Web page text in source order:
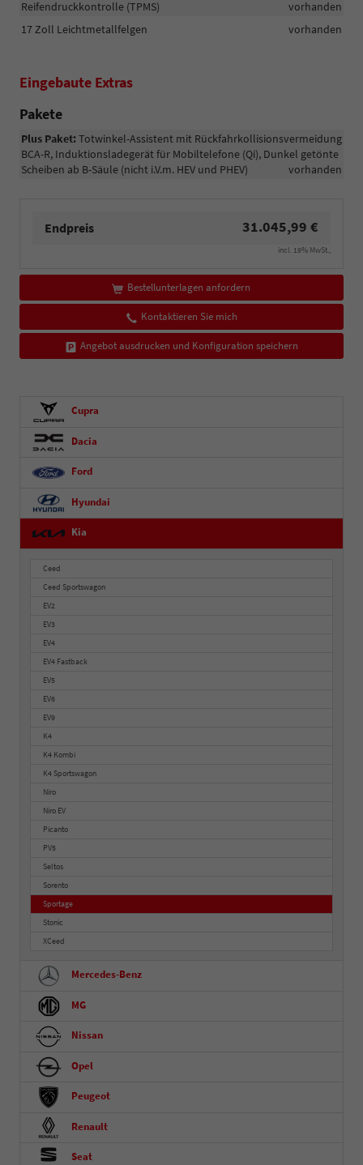
Reifendruckkontrolle (TPMS)
vorhanden
17 Zoll Leichtmetallfelgen
vorhanden
Eingebaute Extras
Pakete
Plus Paket:Totwinkel-Assistent mit Rückfahrkollisionsvermeidung
BCA-R, Induktionsladegerät für Mobiltelefone (Qi), Dunkel getönte
Scheiben ab B-Säule (nicht i.V.m. HEV und PHEV)
vorhanden
Endpreis 31.045,99 €
incl. 19% MwSt.,
Bestellunterlagen anfordern
Kontaktieren Sie mich
Angebot ausdrucken und Konfiguration speichern
Cupra
Dacia
Ford
Hyundai
Kia
Ceed
Ceed Sportswagon
EV2
EV3
EV4
EV4 Fastback
EV5
EV6
EV9
K4
K4 Kombi
K4 Sportswagon
Niro
Niro EV
Picanto
PV5
Seltos
Sorento
Sportage
Stonic
XCeed
Mercedes-Benz
MG
Nissan
Opel
Peugeot
Renault
Seat